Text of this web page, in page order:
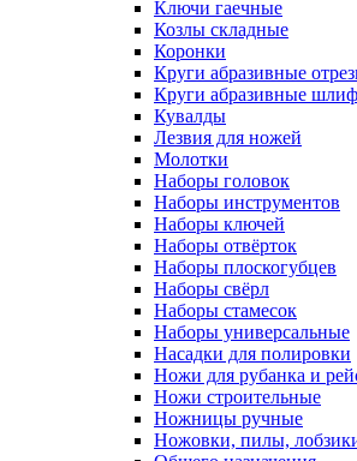
Ключи гаечные
Козлы складные
Коронки
Круги абразивные
Круги абразивные
Кувалды
Лезвия для ножей
Молотки
Наборы головок
Наборы инструментов
Наборы ключей
Наборы отвёрток
Наборы плоскогубцев
Наборы свёрл
Наборы стамесок
Наборы универсальные
Насадки для полировки
Ножи для рубанка и
Ножи строительные
Ножницы ручные
Ножовки, пилы,